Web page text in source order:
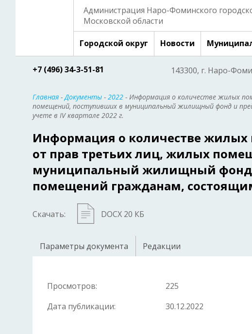
Администрация Наро-Фоминского
Московской области
Городской округ Новости
+7 (496) 34-3-51-81 143300, г. Наро-
Главная -Документы - 2022 - Информация о количестве жилых
помещений, поступивших в муниципальный жилищный фонд и
учете в IV квартале 2022 г.
Информация о количестве
от прав третьих лиц, жилых
муниципальный жилищный фонд
помещений гражданам, состоящим
Скачать: DOCX 20 КБ
Параметры документа Редакции
Просмотров:
225
Дата публикации:
30.12.2022